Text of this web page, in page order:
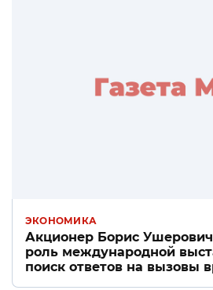
ЭКОНОМИКА
Акционер Борис
роль международной
поиск ответов на вызовы